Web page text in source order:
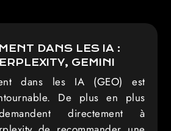
DANS LES IA :
GEMINI
dans les IA (GEO) est
De plus en plus
directement à